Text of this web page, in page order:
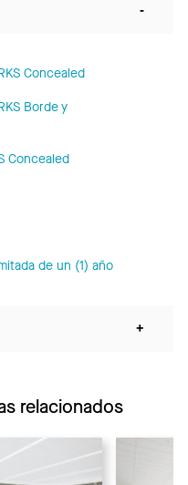
-
Concealed
Borde y
Concealed
de un (1) año
+
relacionados